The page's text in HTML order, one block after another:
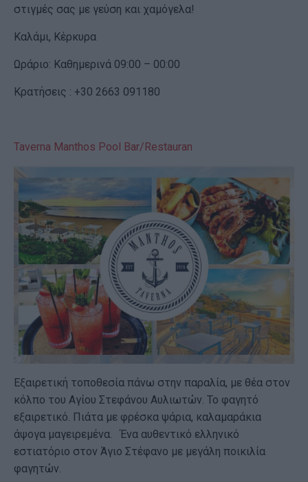
στιγμές σας με γεύση και χαμόγελα!
Καλάμι, Κέρκυρα
Ωράριο: Καθημερινά 09:00 – 00:00
Κρατήσεις : +30 2663 091180
Taverna Manthos Pool Bar/Restauran
Εξαιρετική τοποθεσία πάνω στην παραλία, με θέα στον
κόλπο του Αγίου Στεφάνου Αυλιωτών. Το φαγητό
εξαιρετικό. Πιάτα με φρέσκα ψάρια, καλαμαράκια
άψογα μαγειρεμένα. Ένα αυθεντικό ελληνικό
εστιατόριο στον Άγιο Στέφανο με μεγάλη ποικιλία
φαγητών.